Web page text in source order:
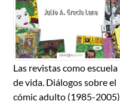
Las revistas como escuela
de vida. Diálogos sobre el
cómic adulto (1985-2005)